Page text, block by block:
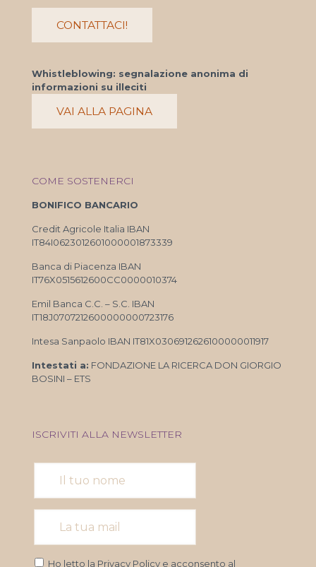
CONTATTACI!
Whistleblowing: segnalazione anonima di
informazioni su illeciti
VAI ALLA PAGINA
COME SOSTENERCI
BONIFICO BANCARIO
Credit Agricole Italia IBAN
IT84I0623012601000001873339
Banca di Piacenza IBAN
IT76X0515612600CC0000010374
Emil Banca C.C. – S.C. IBAN
IT18J0707212600000000723176
Intesa Sanpaolo IBAN IT81X0306912626100000011917
Intestati a: FONDAZIONE LA RICERCA DON GIORGIO
BOSINI – ETS
ISCRIVITI ALLA NEWSLETTER
Ho letto la Privacy Policy e acconsento al